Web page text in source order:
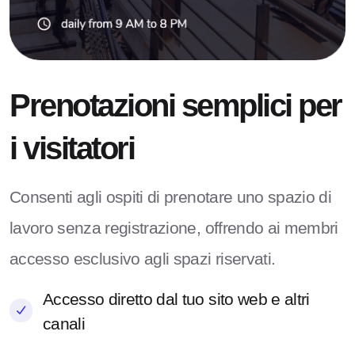
Prenotazioni semplici per
i visitatori
Consenti agli ospiti di prenotare uno spazio di
lavoro senza registrazione, offrendo ai membri
accesso esclusivo agli spazi riservati.
Accesso diretto dal tuo sito web e altri
canali